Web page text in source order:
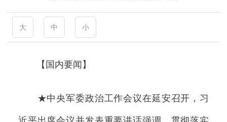
大 中 小
【国内要闻】
★中央军委政治工作会议在延安召开，习